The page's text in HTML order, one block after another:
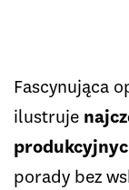
Fascynująca
ilustruje
porady bez